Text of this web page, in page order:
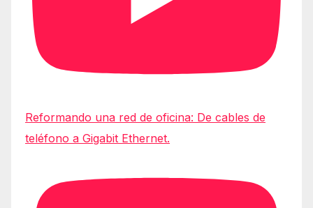
Reformando una red de oficina: De cables de
teléfono a Gigabit Ethernet.